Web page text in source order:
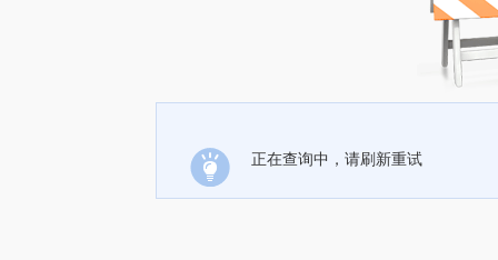
正在查询中，请刷新重试